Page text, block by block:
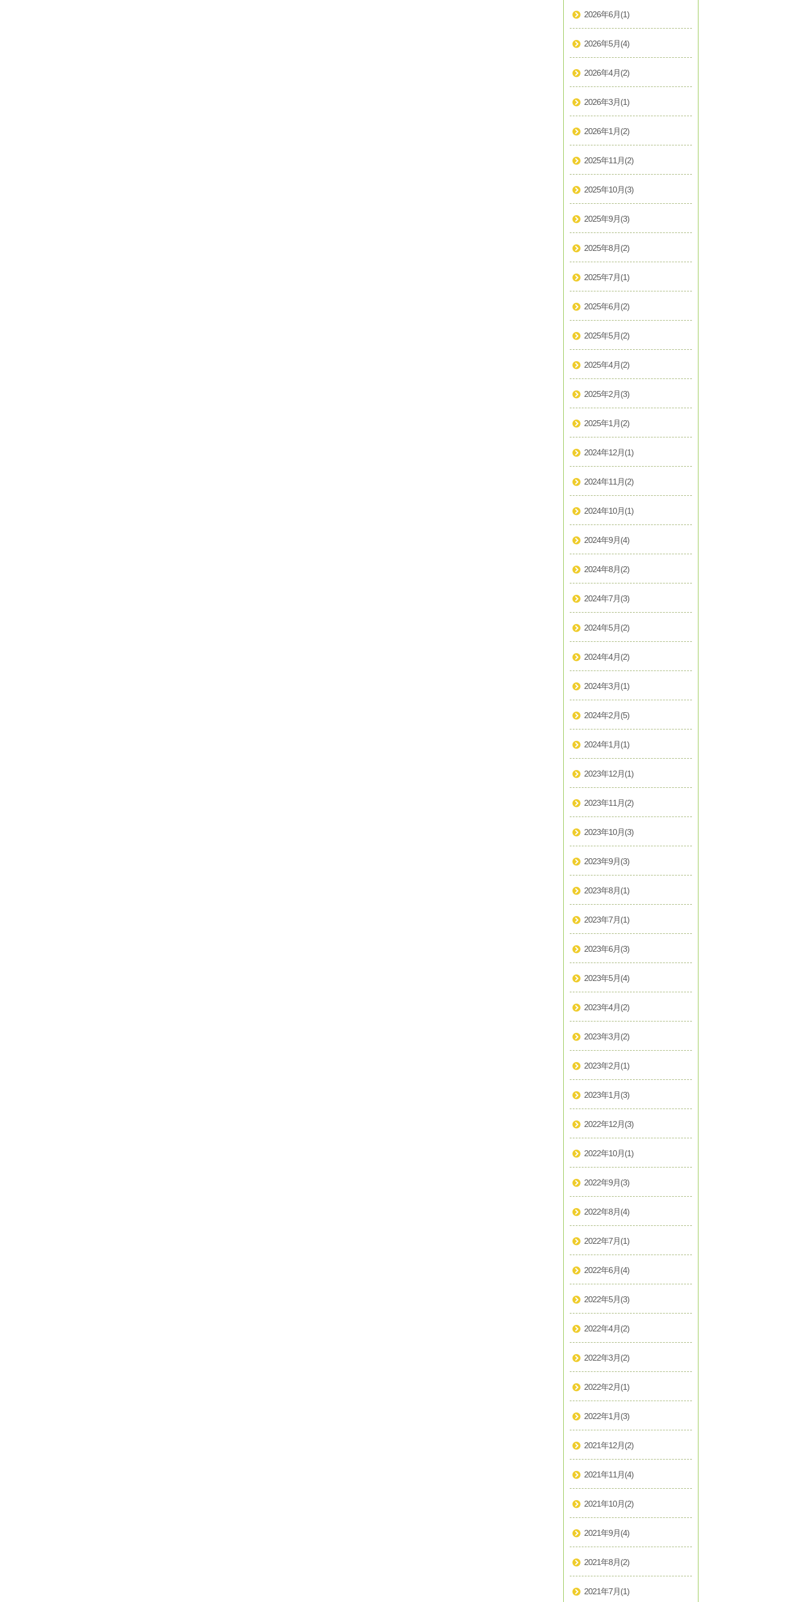
2026年6月(1)
2026年5月(4)
2026年4月(2)
2026年3月(1)
2026年1月(2)
2025年11月(2)
2025年10月(3)
2025年9月(3)
2025年8月(2)
2025年7月(1)
2025年6月(2)
2025年5月(2)
2025年4月(2)
2025年2月(3)
2025年1月(2)
2024年12月(1)
2024年11月(2)
2024年10月(1)
2024年9月(4)
2024年8月(2)
2024年7月(3)
2024年5月(2)
2024年4月(2)
2024年3月(1)
2024年2月(5)
2024年1月(1)
2023年12月(1)
2023年11月(2)
2023年10月(3)
2023年9月(3)
2023年8月(1)
2023年7月(1)
2023年6月(3)
2023年5月(4)
2023年4月(2)
2023年3月(2)
2023年2月(1)
2023年1月(3)
2022年12月(3)
2022年10月(1)
2022年9月(3)
2022年8月(4)
2022年7月(1)
2022年6月(4)
2022年5月(3)
2022年4月(2)
2022年3月(2)
2022年2月(1)
2022年1月(3)
2021年12月(2)
2021年11月(4)
2021年10月(2)
2021年9月(4)
2021年8月(2)
2021年7月(1)